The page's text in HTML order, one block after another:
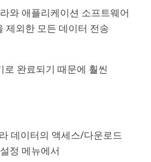
와 애플리케이션 소프트웨어
제외한 모든 데이터 전송
완료되기 때문에 훨씬
데이터의 액세스/다운로드
정 메뉴에서